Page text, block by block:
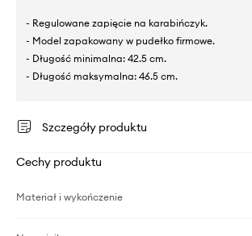
- Regulowane zapięcie na karabińczyk.
- Model zapakowany w pudełko firmowe.
- Długość minimalna: 42.5 cm.
- Długość maksymalna: 46.5 cm.
Szczegóły produktu
Cechy produktu
Materiał i wykończenie